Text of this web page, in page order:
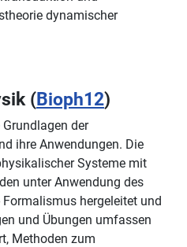
dynamischer
(Bioph12)
der
ihre Anwendungen. Die
Systeme mit
unter Anwendung des
hergeleitet und
und Übungen umfassen
Methoden zum